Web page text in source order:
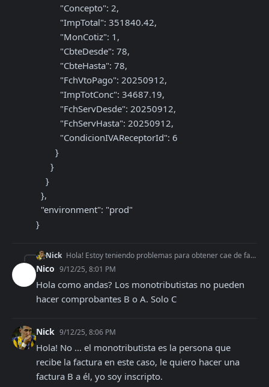
}
Nick Hola! Estoy teniendo problemas para obtener cae de facturas tipo B a monotributistas. Con los comprobantes tipo A funciona bien, y con los tipo B si el cliente
Nico 9/12/25, 8:01 PM
Hola como andas? Los monotributistas no pueden
hacer comprobantes B o A. Solo C
Nick 9/12/25, 8:06 PM
Hola! No ... el monotributista es la persona que
recibe la factura en este caso, le quiero hacer una
factura B a él, yo soy inscripto.